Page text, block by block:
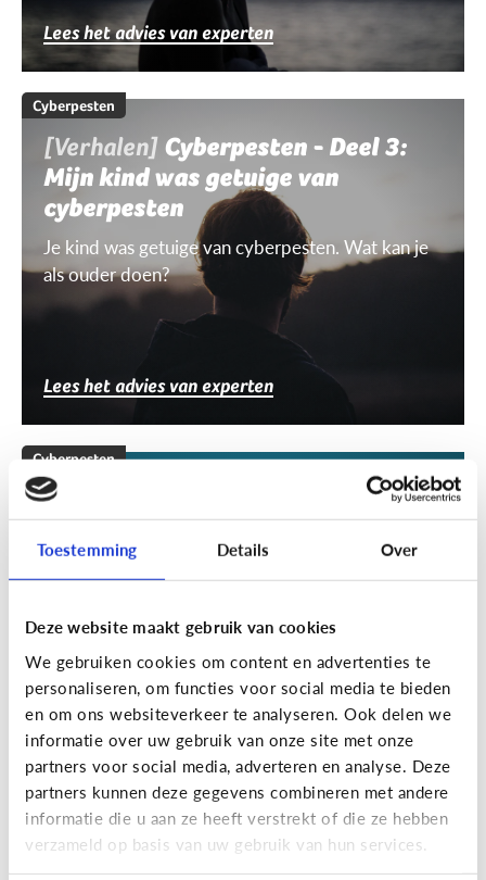
Toestemming Details Over
Deze website maakt gebruik van cookies
We gebruiken cookies om content en advertenties te
personaliseren, om functies voor social media te bieden
en om ons websiteverkeer te analyseren. Ook delen we
informatie over uw gebruik van onze site met onze
partners voor social media, adverteren en analyse. Deze
partners kunnen deze gegevens combineren met andere
informatie die u aan ze heeft verstrekt of die ze hebben
verzameld op basis van uw gebruik van hun services.
Lees het advies van experten
Cyberpesten
[Verhalen] Cyberpesten - Deel 3:
Mijn kind was getuige van
cyberpesten
Je kind was getuige van cyberpesten. Wat kan je
als ouder doen?
Lees het advies van experten
Cyberpesten
[Klik & Print]
cyberpesten
Cyberpesten
Welke tieners lopen een groter